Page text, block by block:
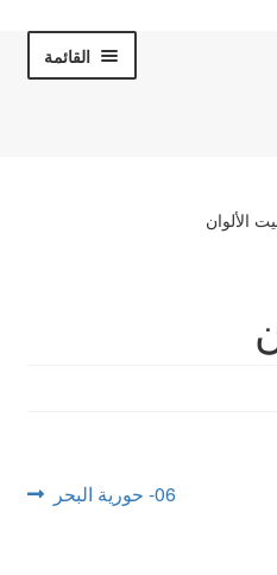
القائمة
Next
06- حورية البحر